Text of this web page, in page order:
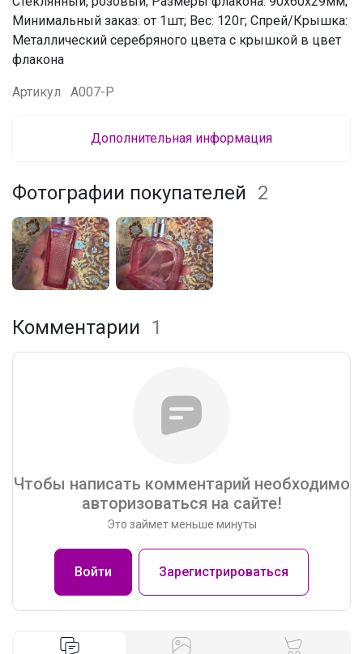
Минимальный заказ: от 1шт; Вес: 120г; Спрей/Крышка:
Металлический серебряного цвета с крышкой в цвет
флакона
Артикул А007-Р
Дополнительная информация
Фотографии покупателей 2
Комментарии 1
Чтобы написать комментарий необходимо
авторизоваться на сайте!
Это займет меньше минуты
Войти Зарегистрироваться